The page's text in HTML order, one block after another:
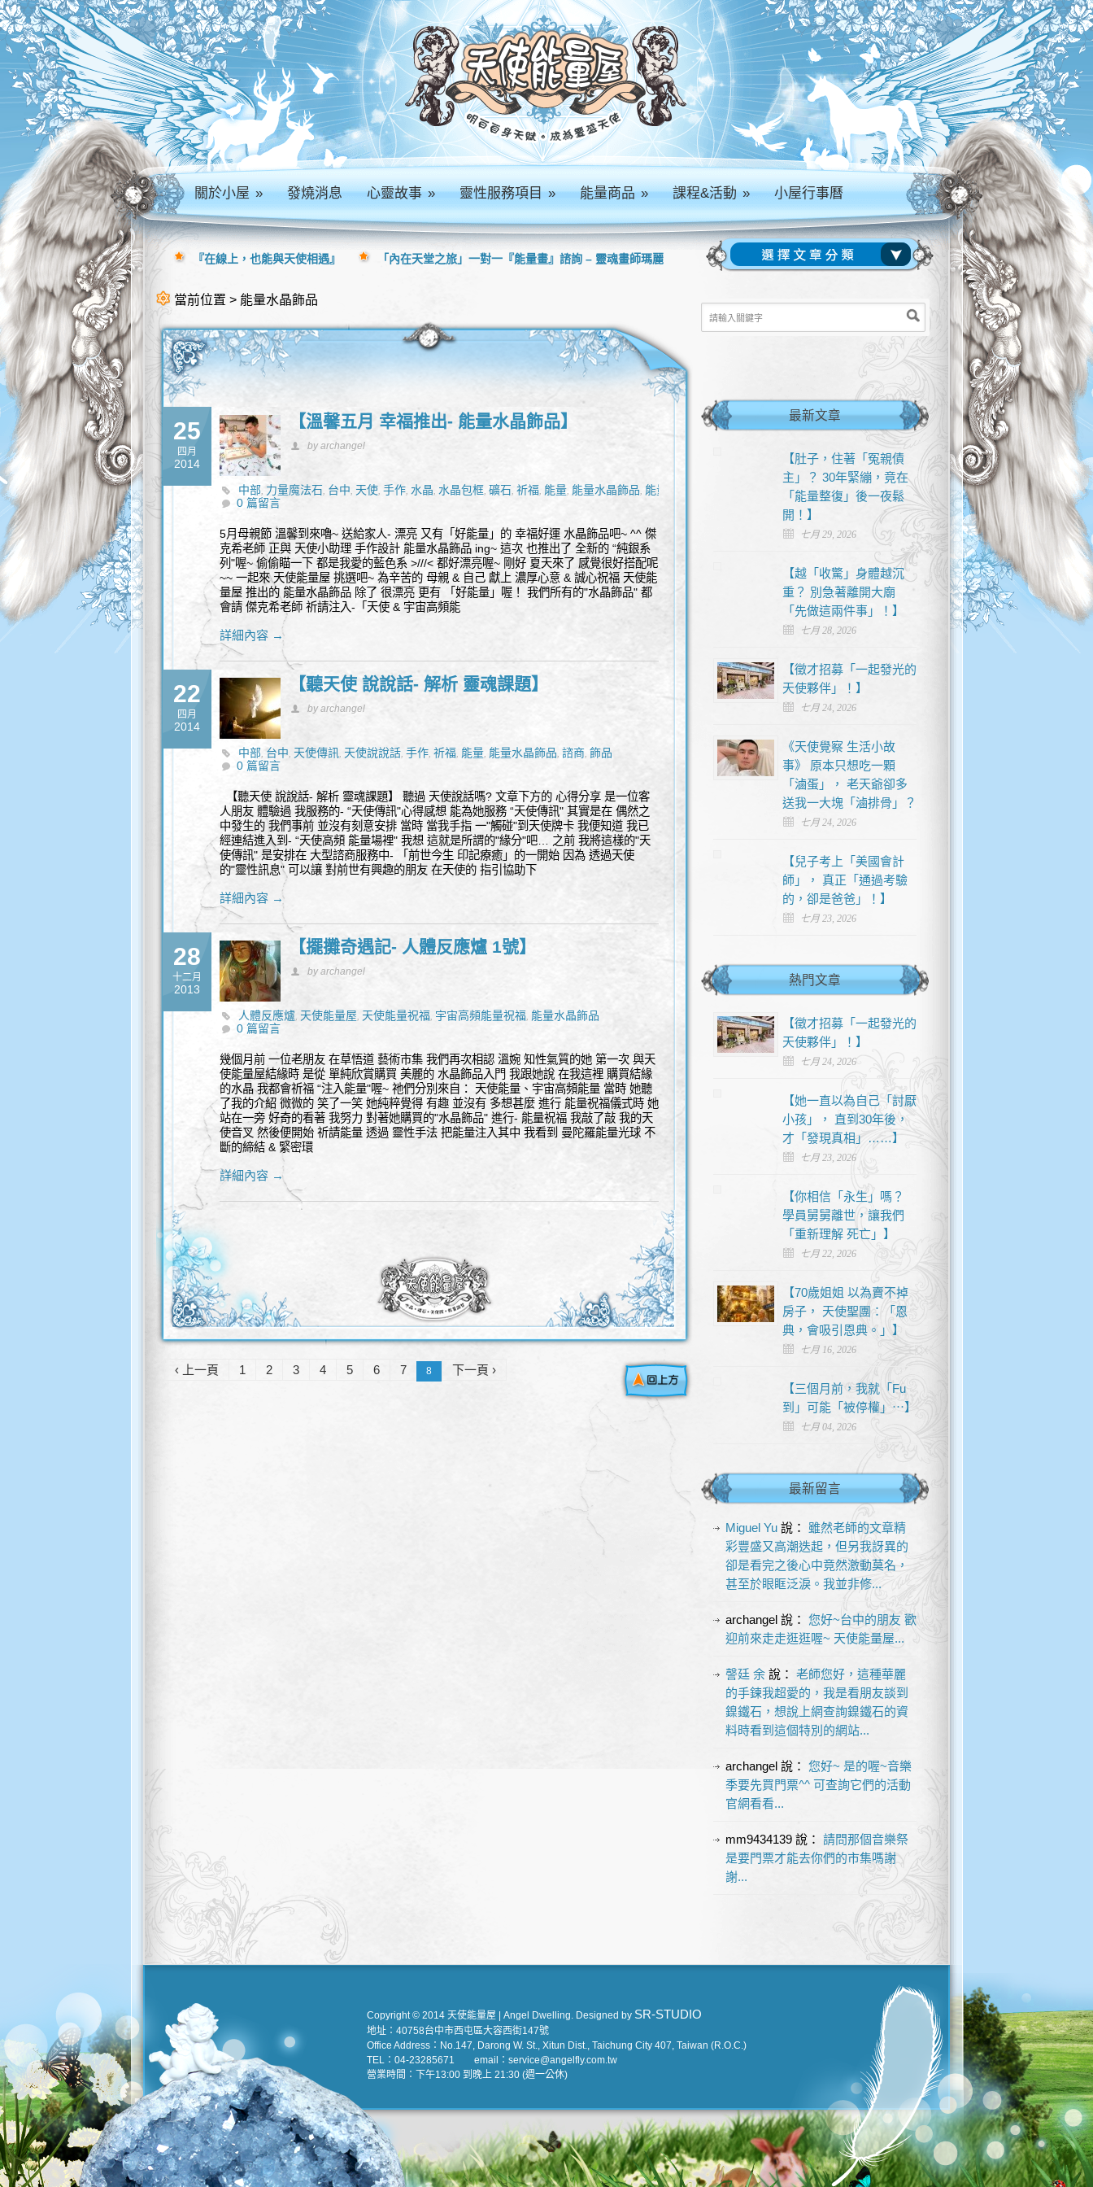
關於小屋» 發燒消息 心靈故事» 靈性服務項目» 能量商品» 課程&活動» 小屋行事曆
當前位置 > 能量水晶飾品
25
四月
2014
【溫馨五月 幸福推出- 能量水晶飾品】
by archangel
中部, 力量魔法石, 台中, 天使, 手作, 水晶, 水晶包框, 礦石, 祈福, 能量, 能量水晶飾品, 能量
魔法杖,飾品
0 篇留言
5月母親節 溫馨到來嚕~ 送給家人- 漂亮 又有「好能量」的 幸福好運 水晶飾品吧~ ^^ 傑
克希老師 正與 天使小助理 手作設計 能量水晶飾品 ing~ 這次 也推出了 全新的 “純銀系
列"喔~ 偷偷瞄一下 都是我愛的藍色系 >///< 都好漂亮喔~ 剛好 夏天來了 感覺很好搭配呢
~~ 一起來 天使能量屋 挑選吧~ 為辛苦的 母親 & 自己 獻上 濃厚心意 & 誠心祝福 天使能
量屋 推出的 能量水晶飾品 除了 很漂亮 更有 「好能量」喔！ 我們所有的"水晶飾品" 都
會請 傑克希老師 祈請注入-「天使 & 宇宙高頻能
詳細內容 →
22
四月
2014
【聽天使 說說話- 解析 靈魂課題】
by archangel
中部, 台中, 天使傳訊, 天使說說話, 手作, 祈福, 能量, 能量水晶飾品, 諮商, 飾品
0 篇留言
【聽天使 說說話- 解析 靈魂課題】 聽過 天使說話嗎? 文章下方的 心得分享 是一位客
人朋友 體驗過 我服務的- “天使傳訊"心得感想 能為她服務 “天使傳訊" 其實是在 偶然之
中發生的 我們事前 並沒有刻意安排 當時 當我手指 一"觸碰"到天使牌卡 我便知道 我已
經連結進入到- “天使高頻 能量場裡" 我想 這就是所謂的"緣分"吧… 之前 我將這樣的"天
使傳訊" 是安排在 大型諮商服務中- 「前世今生 印記療癒」的一開始 因為 透過天使
的"靈性訊息" 可以讓 對前世有興趣的朋友 在天使的 指引協助下
詳細內容 →
28
十二月
2013
【擺攤奇遇記- 人體反應爐 1號】
by archangel
人體反應爐, 天使能量屋, 天使能量祝福, 宇宙高頻能量祝福, 能量水晶飾品
0 篇留言
幾個月前 一位老朋友 在草悟道 藝術市集 我們再次相認 溫婉 知性氣質的她 第一次 與天
使能量屋結緣時 是從 單純欣賞購買 美麗的 水晶飾品入門 我跟她說 在我這裡 購買結緣
的水晶 我都會祈福 “注入能量"喔~ 祂們分別來自： 天使能量、宇宙高頻能量 當時 她聽
了我的介紹 微微的 笑了一笑 她純粹覺得 有趣 並沒有 多想甚麼 進行 能量祝福儀式時 她
站在一旁 好奇的看著 我努力 對著她購買的"水晶飾品" 進行- 能量祝福 我敲了敲 我的天
使音叉 然後便開始 祈請能量 透過 靈性手法 把能量注入其中 我看到 曼陀羅能量光球 不
斷的締結 & 緊密環
詳細內容 →
‹ 上一頁 1 2 3 4 5 6 7 8 下一頁 ›
最新文章
【肚子，住著「冤親債
主」？ 30年緊繃，竟在
「能量整復」後一夜鬆
開！】
七月 29, 2026
【越「收驚」身體越沉
重？ 別急著離開大廟
「先做這兩件事」！】
七月 28, 2026
【徵才招募「一起發光的
天使夥伴」！】
七月 24, 2026
《天使覺察 生活小故
事》 原本只想吃一顆
「滷蛋」， 老天爺卻多
送我一大塊「滷排骨」？
七月 24, 2026
【兒子考上「美國會計
師」， 真正「通過考驗
的，卻是爸爸」！】
七月 23, 2026
熱門文章
【徵才招募「一起發光的
天使夥伴」！】
七月 24, 2026
【她一直以為自己「討厭
小孩」， 直到30年後，
才「發現真相」……】
七月 23, 2026
【你相信「永生」嗎？
學員舅舅離世，讓我們
「重新理解 死亡」】
七月 22, 2026
【70歲姐姐 以為賣不掉
房子， 天使聖團：「恩
典，會吸引恩典。」】
七月 16, 2026
【三個月前，我就「Fu
到」可能「被停權」⋯】
七月 04, 2026
最新留言
Miguel Yu說： 雖然老師的文章精
彩豐盛又高潮迭起，但另我訝異的
卻是看完之後心中竟然激動莫名，
甚至於眼眶泛淚。我並非修...
archangel說： 您好~台中的朋友 歡
迎前來走走逛逛喔~ 天使能量屋...
謦廷 余說： 老師您好，這種華麗
的手鍊我超愛的，我是看朋友談到
鎳鐵石，想說上網查詢鎳鐵石的資
料時看到這個特別的網站...
archangel說： 您好~ 是的喔~音樂
季要先買門票^^ 可查詢它們的活動
官網看看...
mm9434139說： 請問那個音樂祭
是要門票才能去你們的市集嗎謝
謝...
『在線上，也能與天使相遇』 「內在天堂之旅」一對一『能量畫』諮詢 – 靈魂畫師瑪麗
Copyright © 2014 天使能量屋 | Angel Dwelling. Designed by SR-STUDIO
地址：40758台中市西屯區大容西街147號
Office Address：No.147, Darong W. St., Xitun Dist., Taichung City 407, Taiwan (R.O.C.)
TEL：04-23285671 email：service@angelfly.com.tw
營業時間：下午13:00 到晚上 21:30 (週一公休)